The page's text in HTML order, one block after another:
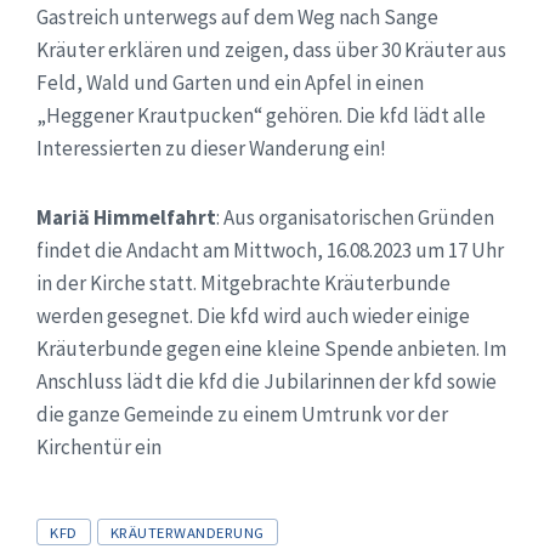
Gastreich unterwegs auf dem Weg nach Sange
Kräuter erklären und zeigen, dass über 30 Kräuter aus
Feld, Wald und Garten und ein Apfel in einen
„Heggener Krautpucken“ gehören. Die kfd lädt alle
Interessierten zu dieser Wanderung ein!
Mariä Himmelfahrt: Aus organisatorischen Gründen
findet die Andacht am Mittwoch, 16.08.2023 um 17 Uhr
in der Kirche statt. Mitgebrachte Kräuterbunde
werden gesegnet. Die kfd wird auch wieder einige
Kräuterbunde gegen eine kleine Spende anbieten. Im
Anschluss lädt die kfd die Jubilarinnen der kfd sowie
die ganze Gemeinde zu einem Umtrunk vor der
Kirchentür ein
Tags
KFD KRÄUTERWANDERUNG